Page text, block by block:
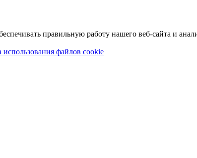
правильную работу нашего веб-сайта и
использования файлов cookie